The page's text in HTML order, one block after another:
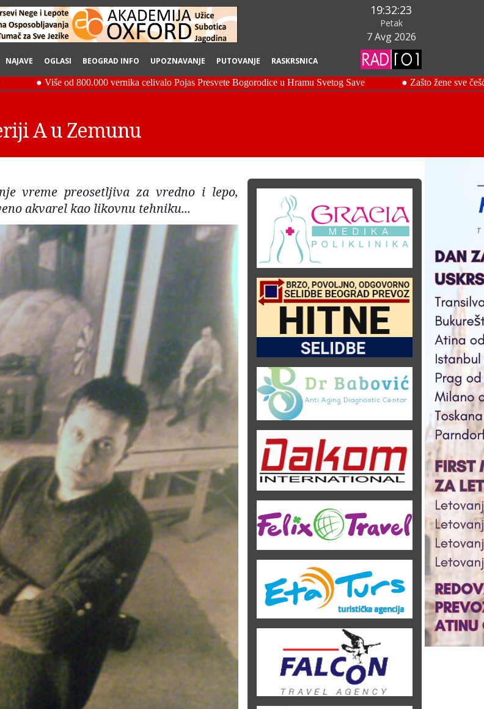
NAJAVE OGLASI BEOGRAD INFO UPOZNAVANJE PUTOVANJE RASKRSNICA
19:32:24
Petak
7 Avg 2026
A u Zemunu
vreme preosetljiva za vredno i lepo,
akvarel kao likovnu tehniku...